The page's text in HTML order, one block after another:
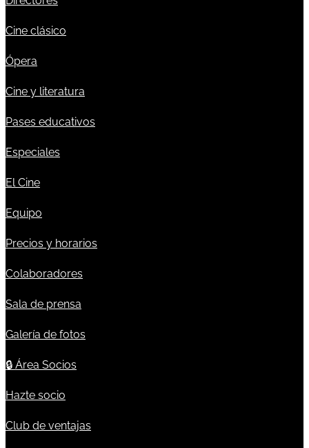
Cine clásico
Ópera
Cine y literatura
Pases educativos
Especiales
El Cine
Equipo
Precios y horarios
Colaboradores
Sala de prensa
Galería de fotos
🔒 Área Socios
Hazte socio
Club de ventajas